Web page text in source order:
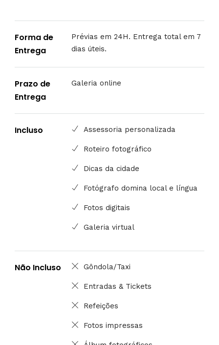
Forma de
Entrega
Prévias em 24H. Entrega total em 7
dias úteis.
Prazo de
Entrega
Galeria online
Incluso Assessoria personalizada
Roteiro fotográfico
Dicas da cidade
Fotógrafo domina local e língua
Fotos digitais
Galeria virtual
Não Incluso Gôndola/Taxi
Entradas & Tickets
Refeições
Fotos impressas